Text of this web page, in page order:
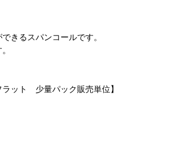
きるスパンコールです。
ット 少量パック販売単位】